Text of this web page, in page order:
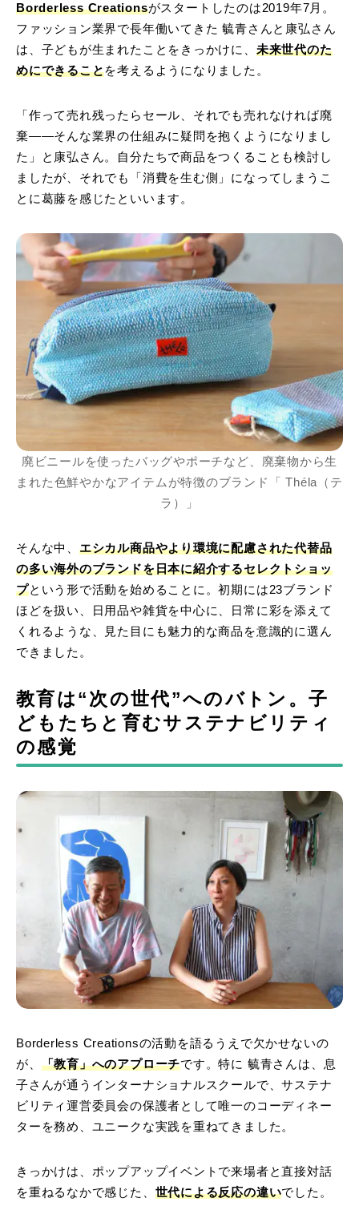
Borderless Creationsがスタートしたのは2019年7月。
ファッション業界で長年働いてきた 毓青さんと康弘さん
は、子どもが生まれたことをきっかけに、 未来世代のた
めにできることを考えるようになりました。
「作って売れ残ったらセール、それでも売れなければ廃
棄——そんな業界の仕組みに疑問を抱くようになりまし
た」と康弘さん。自分たちで商品をつくることも検討し
ましたが、それでも「消費を生む側」になってしまうこ
とに葛藤を感じたといいます。
廃ビニールを使ったバッグやポーチなど、廃棄物から生
まれた色鮮やかなアイテムが特徴のブランド「 Théla（テ
ラ）」
そんな中、 エシカル商品やより環境に配慮された代替品
の多い海外のブランドを日本に紹介するセレクトショッ
プという形で活動を始めることに。初期には23ブランド
ほどを扱い、日用品や雑貨を中心に、日常に彩を添えて
くれるような、見た目にも魅力的な商品を意識的に選ん
できました。
教育は“次の世代”へのバトン。子
どもたちと育むサステナビリティ
の感覚
Borderless Creationsの活動を語るうえで欠かせないの
が、 「教育」へのアプローチです。特に 毓青さんは、息
子さんが通うインターナショナルスクールで、サステナ
ビリティ運営委員会の保護者として唯一のコーディネー
ターを務め、ユニークな実践を重ねてきました。
きっかけは、ポップアップイベントで来場者と直接対話
を重ねるなかで感じた、 世代による反応の違いでした。